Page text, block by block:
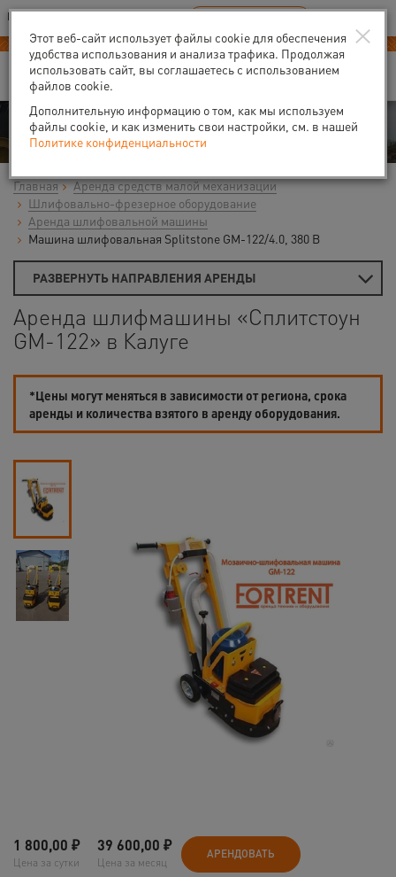
Ваш город:Калуга
В Вашем регионе нет наших офисов RU EN
Аренда
Главная
Аренда средств малой механизации
Шлифовально-фрезерное оборудование
Аренда шлифовальной машины
Машина шлифовальная Splitstone GM-122/4.0, 380 В
РАЗВЕРНУТЬ НАПРАВЛЕНИЯ АРЕНДЫ
Аренда шлифмашины «Сплитстоун
GM-122» в Калуге
*Цены могут меняться в зависимости от региона, срока
аренды и количества взятого в аренду оборудования.
1 800,00 ₽
Цена за сутки
39 600,00 ₽
Цена за месяц
АРЕНДОВАТЬ
×
Этот веб-сайт использует файлы cookie для обеспечения
удобства использования и анализа трафика. Продолжая
использовать сайт, вы соглашаетесь с использованием
файлов cookie.
Дополнительную информацию о том, как мы используем
файлы cookie, и как изменить свои настройки, см. в нашей
Политике конфиденциальности